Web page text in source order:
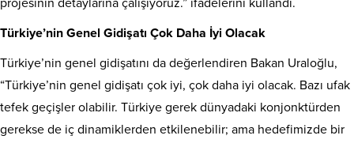
projesinin detaylarına çalışıyoruz.” ifadelerini kullandı.
Türkiye’nin Genel Gidişatı Çok Daha İyi Olacak
Türkiye’nin genel gidişatını da değerlendiren Bakan Uraloğlu,
“Türkiye’nin genel gidişatı çok iyi, çok daha iyi olacak. Bazı ufak
tefek geçişler olabilir. Türkiye gerek dünyadaki konjonktürden
gerekse de iç dinamiklerden etkilenebilir; ama hedefimizde bir